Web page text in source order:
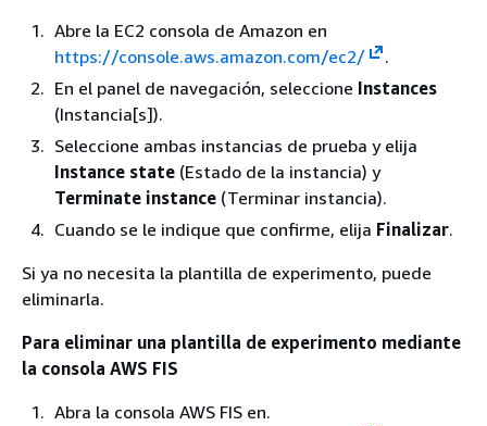
Abre la EC2 consola de Amazon en
https://console.aws.amazon.com/ec2/
.
En el panel de navegación, seleccione Instances
(Instancia[s]).
Seleccione ambas instancias de prueba y elija
Instance state (Estado de la instancia) y
Terminate instance (Terminar instancia).
Cuando se le indique que confirme, elija Finalizar.
Si ya no necesita la plantilla de experimento, puede
eliminarla.
Para eliminar una plantilla de experimento mediante
la consola AWS FIS
Abra la consola AWS FIS en.